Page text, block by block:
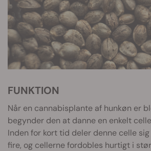
FUNKTION
Når en cannabisplante af hunkøn er
begynder den at danne en enkelt
Inden for kort tid deler denne celle
fire, og cellerne fordobles hurtigt i